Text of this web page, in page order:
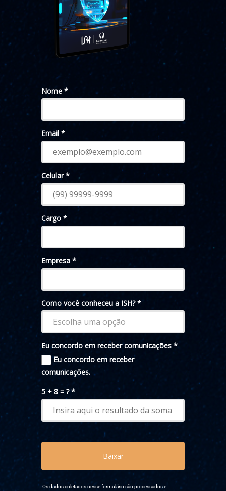
Os dados coletados nesse formulário são processados e